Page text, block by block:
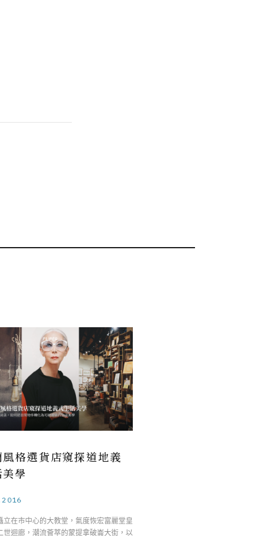
格選貨店窺探道地義
學
立在市中心的大教堂，氣度恢宏富麗堂皇
世迴廊，潮流薈萃的蒙提拿破崙大街，以